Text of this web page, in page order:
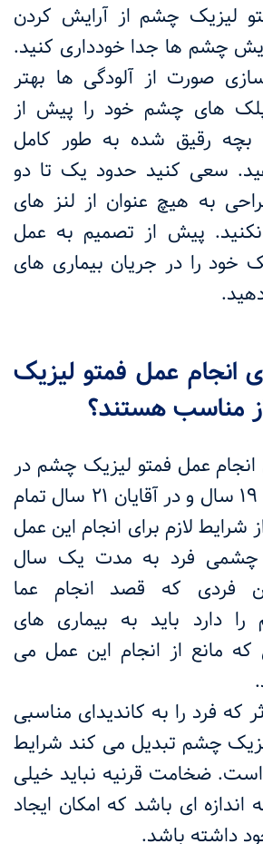
لیزیک چشم از آرایش کردن
چشم ها جدا خودداری کنید.
صورت از آلودگی ها بهتر
های چشم خود را پیش از
بچه رقیق شده به طور کامل
سعی کنید حدود یک تا دو
به هیچ عنوان از لنز های
پیش از تصمیم به عمل
خود را در جریان بیماری های
انجام عمل فمتو لیزیک
مناسب هستند؟
عمل فمتو لیزیک چشم در
شیراز در خانم ها ۱۹ سال و در آقایان ۲۱ سال تمام
لازم برای انجام این عمل
چشمی فرد به مدت یک سال
فردی که قصد انجام عما
دارد باید به بیماری های
مانع از انجام این عمل می
که فرد را به کاندیدای مناسبی
چشم تبدیل می کند شرایط
ضخامت قرنیه نباید خیلی
اندازه ای باشد که امکان ایجاد
داشته باشد.